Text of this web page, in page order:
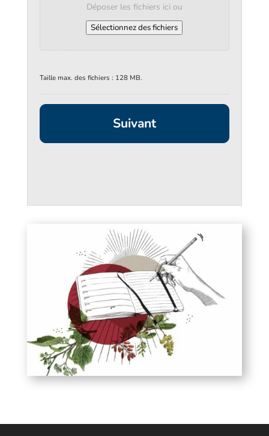
Déposer les fichiers ici ou
Sélectionnez des fichiers
Taille max. des fichiers : 128 MB.